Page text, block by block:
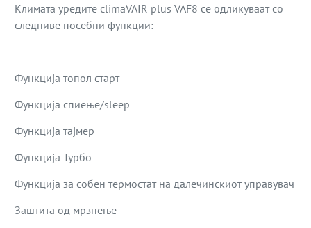
Климата уредите climaVAIR plus VAF8 се одликуваат со
следниве посебни функции:
Функција топол старт
Функција спиење/sleep
Функција тајмер
Функција Турбо
Функција за собен термостат на далечинскиот управувач
Заштита од мрзнење